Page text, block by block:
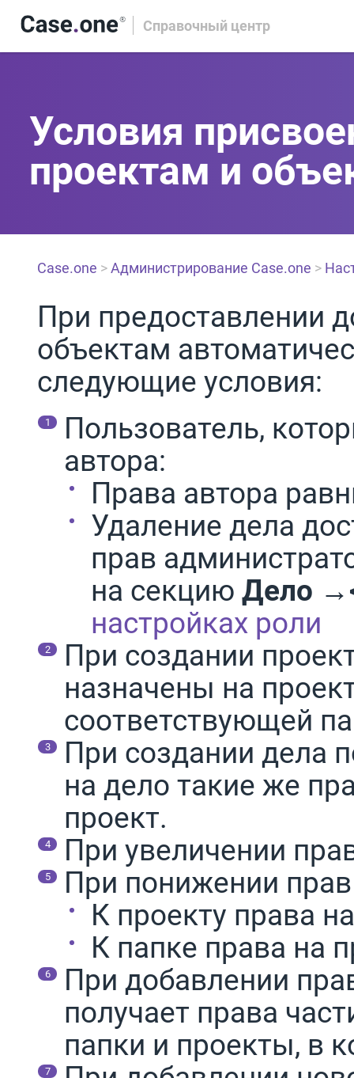
Справочный центр
Условия
проектам и
Case.one >Администрирование Case.one >
При предоставлении
объектам
следующие условия:
Пользователь,
автора:
Права автора
Удаление дела
прав
на секцию Дело →
настройках роли
При создании
назначены на
соответствующей
При создании дела
на дело такие же
проект.
При увеличении
При понижении
К проекту права
К папке права на
При добавлении
получает права
папки и проекты, в